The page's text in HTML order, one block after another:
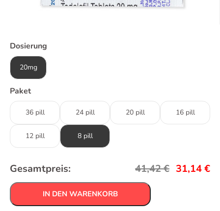
Dosierung
20mg
Paket
36 pill 24 pill 20 pill 16 pill
12 pill 8 pill
Gesamtpreis: 41,42€ 31,14€
IN DEN WARENKORB